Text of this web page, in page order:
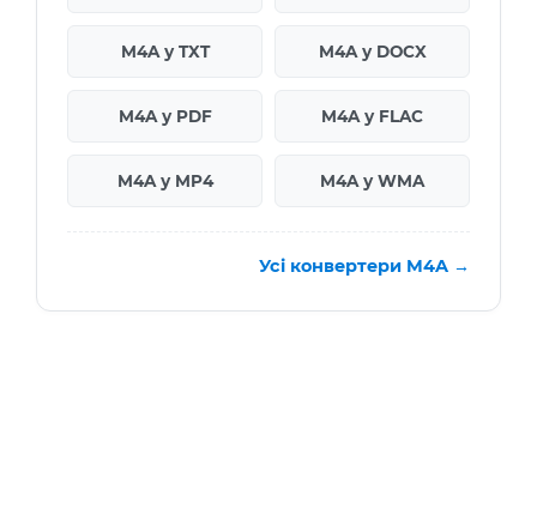
M4A у TXT M4A у DOCX
M4A у PDF M4A у FLAC
M4A у MP4 M4A у WMA
Усі конвертери M4A →